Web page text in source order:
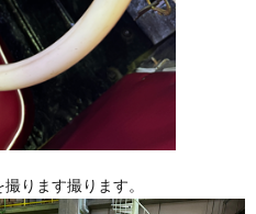
ります撮ります。